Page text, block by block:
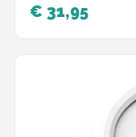
€ 31,95